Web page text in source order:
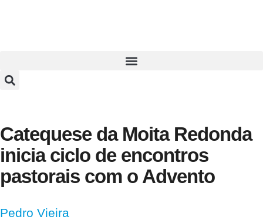
Catequese da Moita Redonda
inicia ciclo de encontros
pastorais com o Advento
Pedro Vieira